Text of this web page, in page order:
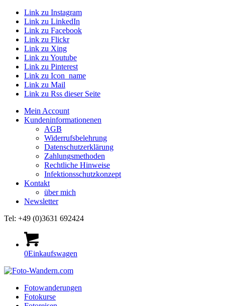
Link zu Instagram
Link zu LinkedIn
Link zu Facebook
Link zu Flickr
Link zu Xing
Link zu Youtube
Link zu Pinterest
Link zu Icon_name
Link zu Mail
Link zu Rss dieser Seite
Mein Account
Kundeninformationenen
AGB
Widerrufsbelehrung
Datenschutzerklärung
Zahlungsmethoden
Rechtliche Hinweise
Infektionsschutzkonzept
Kontakt
über mich
Newsletter
Tel: +49 (0)3631 692424
0Einkaufswagen
Fotowanderungen
Fotokurse